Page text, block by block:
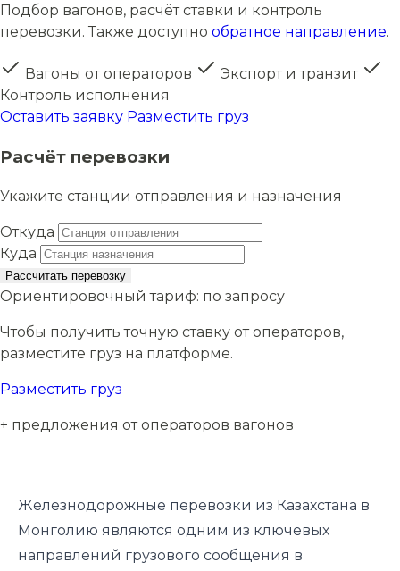
Подбор вагонов, расчёт ставки и контроль
перевозки. Также доступно обратное направление.
Вагоны от операторов
Экспорт и транзит
Контроль исполнения
Оставить заявку Разместить груз
Расчёт перевозки
Укажите станции отправления и назначения
Откуда
Куда
Рассчитать перевозку
Ориентировочный тариф: по запросу
Чтобы получить точную ставку от операторов,
разместите груз на платформе.
Разместить груз
+ предложения от операторов вагонов
Железнодорожные перевозки из Казахстана в
Монголию являются одним из ключевых
направлений грузового сообщения в